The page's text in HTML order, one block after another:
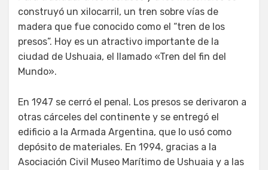
construyó un xilocarril, un tren sobre vías de
madera que fue conocido como el “tren de los
presos”. Hoy es un atractivo importante de la
ciudad de Ushuaia, el llamado «Tren del fin del
Mundo».
En 1947 se cerró el penal. Los presos se derivaron a
otras cárceles del continente y se entregó el
edificio a la Armada Argentina, que lo usó como
depósito de materiales. En 1994, gracias a la
Asociación Civil Museo Marítimo de Ushuaia y a las